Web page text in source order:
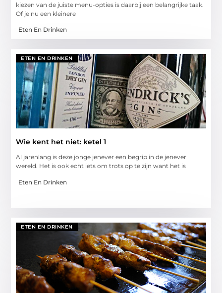
kiezen van de juiste menu-opties is daarbij een belangrijke taak.
Of je nu een kleinere
Eten En Drinken
ETEN EN DRINKEN
Wie kent het niet: ketel 1
Al jarenlang is deze jonge jenever een begrip in de jenever
wereld. Het is ook echt iets om trots op te zijn want het is
Eten En Drinken
ETEN EN DRINKEN